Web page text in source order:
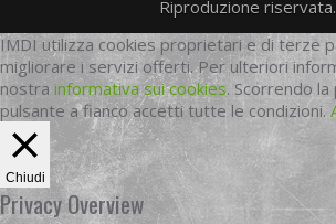
Riproduzione riservata.
IMDI utilizza cookies proprietari e di terze
migliorare i servizi offerti. Per ulteriori
nostra informativa sui cookies. Scorrendo la
pulsante a fianco accetti tutte le condizioni.
Chiudi
Privacy Overview